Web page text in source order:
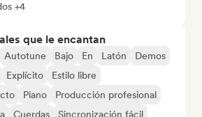
+4
que le encantan
Autotune Bajo En Latón
Demos
Explícito
Estilo libre
Piano
Producción profesional
Cuerdas Sincronización fácil